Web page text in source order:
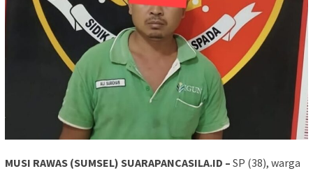
MUSI RAWAS (SUMSEL) SUARAPANCASILA.ID – SP (38), warga